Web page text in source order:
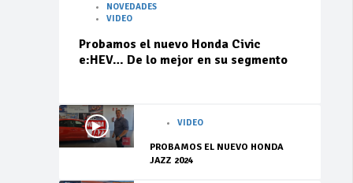
NOVEDADES
VIDEO
Probamos el nuevo Honda Civic
e:HEV… De lo mejor en su segmento
VIDEO
PROBAMOS EL NUEVO HONDA
JAZZ 2024